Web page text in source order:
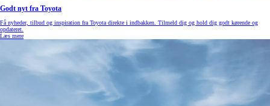
Godt nyt fra Toyota
Få nyheder, tilbud og inspiration fra Toyota direkte i indbakken. Tilmeld dig og hold dig godt kørende og
opdateret.
Læs mere